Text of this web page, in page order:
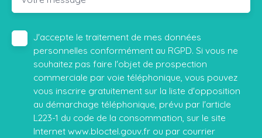
J'accepte le traitement de mes données
personnelles conformément au RGPD. Si vous ne
souhaitez pas faire l'objet de prospection
commerciale par voie téléphonique, vous pouvez
vous inscrire gratuitement sur la liste d'opposition
au démarchage téléphonique, prévu par l'article
L223-1 du code de la consommation, sur le site
Internet www.bloctel.gouv.fr ou par courrier